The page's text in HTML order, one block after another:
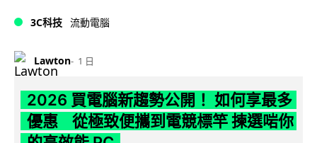
3C科技 流動電腦
Lawton 1 日
2026 買電腦新趨勢公開！ 如何享最多
優惠 從極致便攜到電競標竿 揀選啱你